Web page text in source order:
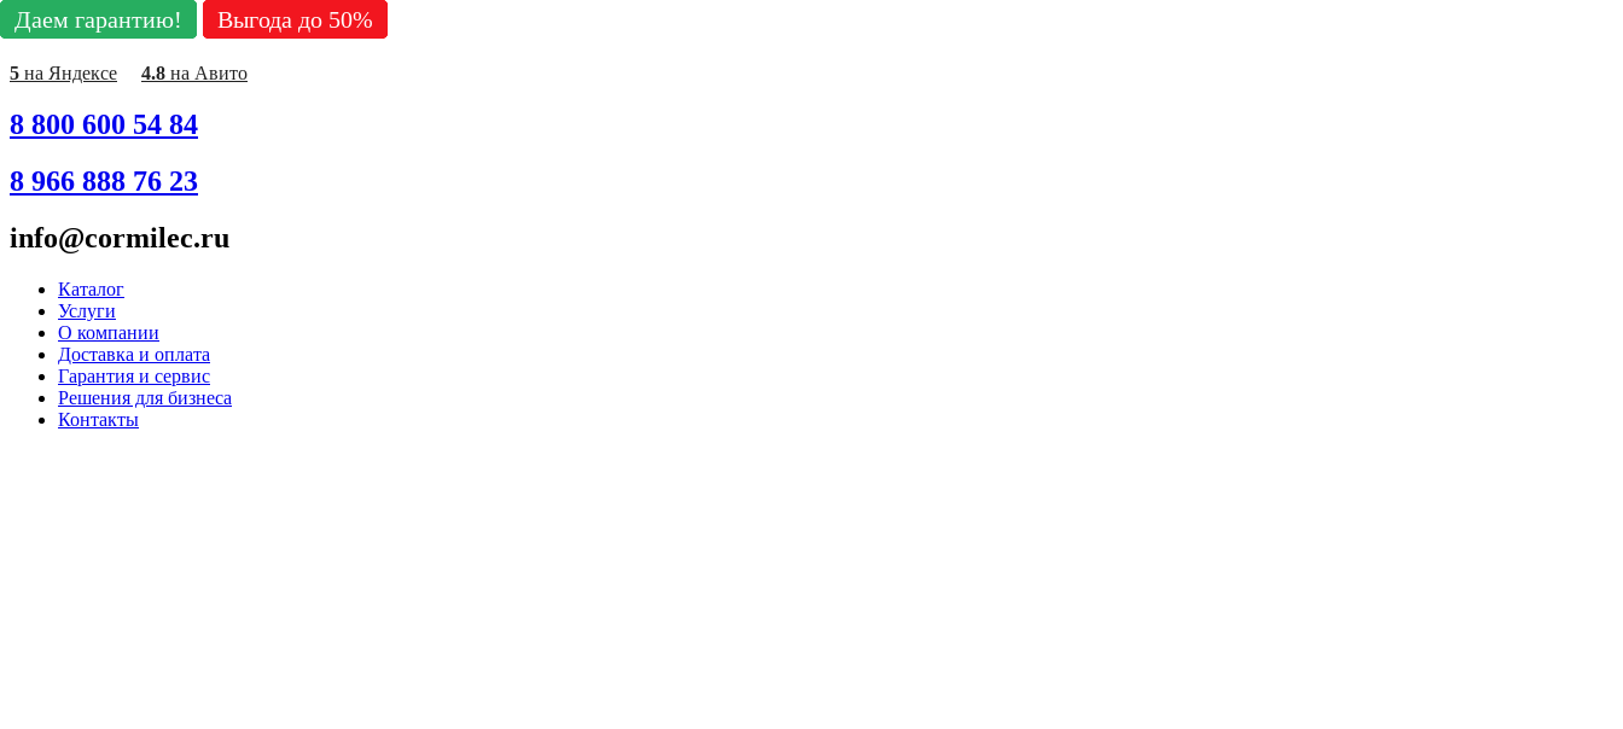
Перейти
к
содержимому
5 на Яндексе 4.8 на Авито
8 800 600 54 84
8 966 888 76 23
info@cormilec.ru
Каталог
Услуги
О компании
Доставка и оплата
Гарантия и сервис
Решения для бизнеса
Контакты
Даем гарантию! Выгода до 50%
Даем гарантию! Выгода до 50%
Даем гарантию! Выгода до 50%
Даем гарантию! Выгода до 50%
Даем гарантию! Выгода до 50%
Даем гарантию! Выгода до 50%
Даем гарантию! Выгода до 50%